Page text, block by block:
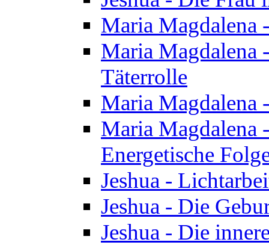
Maria Magdalena
Maria Magdalena
Täterrolle
Maria Magdalena
Maria Magdalena
Energetische
Jeshua -
Jeshua - Die
Jeshua - Die